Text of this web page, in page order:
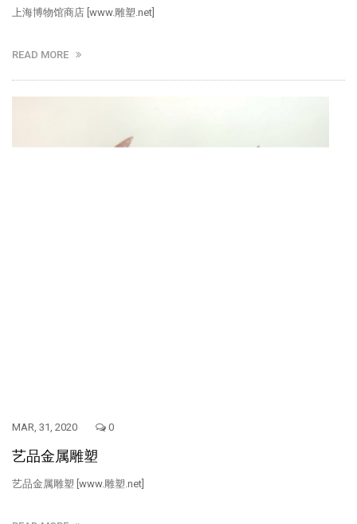
上海博物馆商店 [www.雕塑.net]
READ MORE
MAR, 31, 2020 0
艺品金属雕塑
艺品金属雕塑 [www.雕塑.net]